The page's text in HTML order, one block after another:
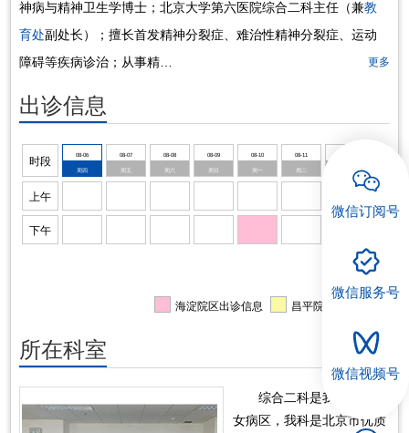
神病与精神卫生学博士；北京大学第六医院综合二科主任（兼教
育处副处长）；擅长首发精神分裂症、难治性精神分裂症、运动
障碍等疾病诊治；从事精…
更多
出诊信息
时段
上午
下午
08-06
周四
08-07
周五
08-08
周六
08-09
周日
08-10
周一
08-11
>
海淀院区出诊信息 昌平院区出诊信息
所在科室
综合二科是我院精神科
女病区，我科是北京市优质
微信订阅号
微信服务号
微信视频号